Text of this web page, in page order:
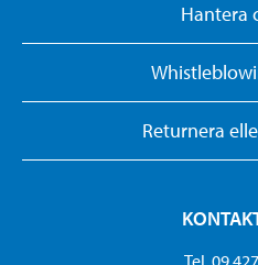
Hantera
Returnera